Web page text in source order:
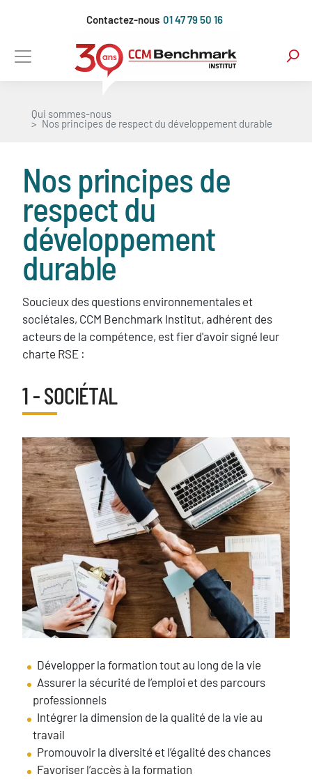
principal
Contactez-nous 01 47 79 50 16
Qui sommes-nous
Nos principes de respect du développement durable
Nos principes de
respect du
développement
durable
Soucieux des questions environnementales et
sociétales, CCM Benchmark Institut, adhérent des
acteurs de la compétence, est fier d'avoir signé leur
charte RSE :
Titre
1 - SOCIÉTAL
TexteDévelopper la formation tout au long de la vie
Assurer la sécurité de l’emploi et des parcours
professionnels
Intégrer la dimension de la qualité de la vie au
travail
Promouvoir la diversité et l’égalité des chances
Favoriser l’accès à la formation
image